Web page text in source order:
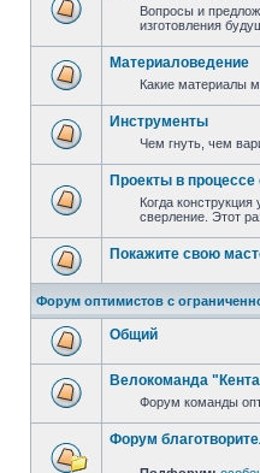
Вопросы и
изготовления
Материаловедение
Какие материалы
Инструменты
Чем гнуть, чем
Проекты в процессе
Когда
сверление. Этот
Покажите свою
Форум оптимистов с
Общий
Велокоманда
Форум команды
Форум